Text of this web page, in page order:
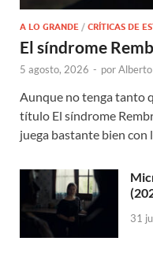
A LO GRANDE / CRÍTICAS DE
El síndrome
5 agosto, 2026 - por
Aunque no tenga tanto
título El síndrome
juega bastante bien con
31